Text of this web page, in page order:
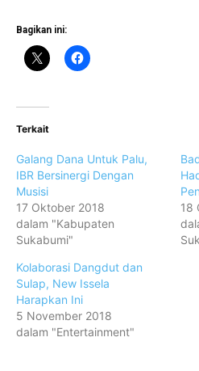
Bagikan ini:
Terkait
Galang Dana Untuk Palu,
IBR Bersinergi Dengan
Musisi
17 Oktober 2018
dalam "Kabupaten
Sukabumi"
18
Kolaborasi Dangdut dan
Sulap, New Issela
Harapkan Ini
5 November 2018
dalam "Entertainment"